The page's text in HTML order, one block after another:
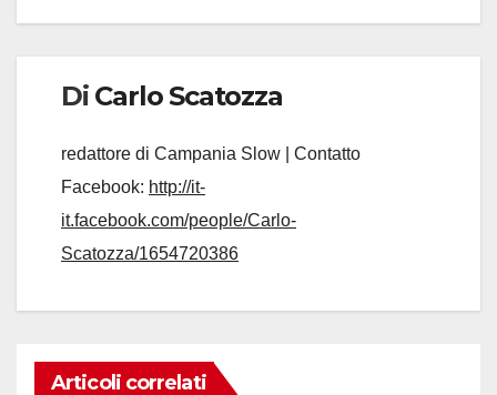
Di Carlo Scatozza
redattore di Campania Slow | Contatto
Facebook: http://it-
it.facebook.com/people/Carlo-
Scatozza/1654720386
Articoli correlati